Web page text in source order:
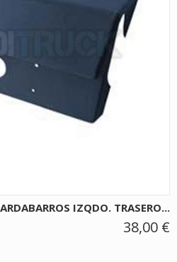
IZQDO. TRASERO...
38,00 €